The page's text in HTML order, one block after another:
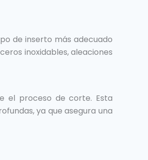
de inserto más adecuado
inoxidables, aleaciones
el proceso de corte. Esta
ya que asegura una